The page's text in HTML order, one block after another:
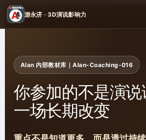
游永济 · 3D演说影响力
Alan 内部教材库｜Alan-Coaching-016
你参加的不是演
一场长期改变